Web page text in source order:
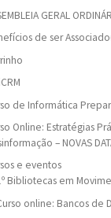
GERAL
de ser
de Informática
Online: Estratégias
– NOVAS
e eventos
Bibliotecas em
online: Bancos de